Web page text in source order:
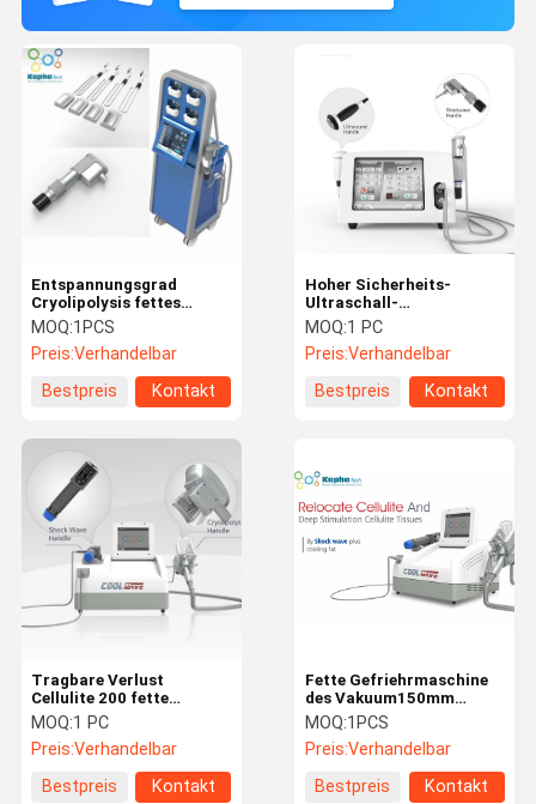
Hoher Sicherheits-
Ultraschall-
Physiotherapie-
Maschinen-kompakte
Größe Soem-Service
MOQ:1 PC
Preis:Verhandelbar
Bestpreis
Kontakt
Entspannungsgrad
Cryolipolysis fettes
einfrierendes Mahcine
Muslces -5
MOQ:1PCS
Preis:Verhandelbar
Bestpreis
Kontakt
Fette Gefriehrmaschine
des Vakuum150mm
80PCS Cryolipolsis
MOQ:1PCS
Preis:Verhandelbar
Bestpreis
Kontakt
Tragbare Verlust
Cellulite 200 fette
Gefriehrmaschine Mj
Cryolipolysis
MOQ:1 PC
Preis:Verhandelbar
Bestpreis
Kontakt